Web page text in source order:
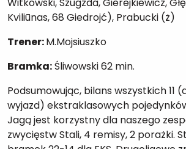
Kviliūnas, 68 Giedrojć), Prabucki (ż)
Trener:M.Mojsiuszko
Bramka:Śliwowski 62 min.
Podsumowując, bilans wszystkich 11
wyjazd) ekstraklasowych
Jagą jest korzystny dla naszego
zwycięstw Stali, 4 remisy, 2 porażki.